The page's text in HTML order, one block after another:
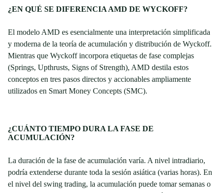
¿EN QUÉ SE DIFERENCIA AMD DE WYCKOFF?
El modelo AMD es esencialmente una interpretación simplificada
y moderna de la teoría de acumulación y distribución de Wyckoff.
Mientras que Wyckoff incorpora etiquetas de fase complejas
(Springs, Upthrusts, Signs of Strength), AMD destila estos
conceptos en tres pasos directos y accionables ampliamente
utilizados en Smart Money Concepts (SMC).
¿CUÁNTO TIEMPO DURA LA FASE DE
ACUMULACIÓN?
La duración de la fase de acumulación varía. A nivel intradiario,
podría extenderse durante toda la sesión asiática (varias horas). En
el nivel del swing trading, la acumulación puede tomar semanas o